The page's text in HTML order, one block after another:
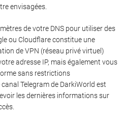
envisagées.
de votre DNS pour utiliser des
ou Cloudflare constitue une
de VPN (réseau privé virtuel)
adresse IP, mais également vous
sans restrictions
Telegram de DarkiWorld est
les dernières informations sur